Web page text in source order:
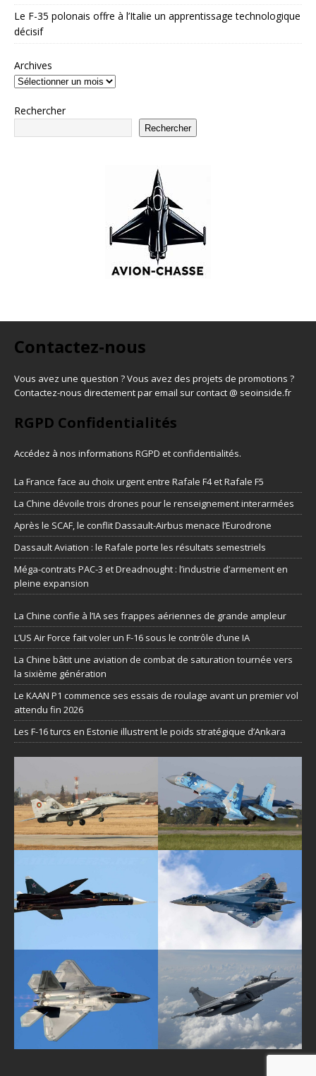
Le F-35 polonais offre à l’Italie un apprentissage technologique
décisif
Archives
Rechercher
Rechercher
Contactez-nous
Vous avez une question ? Vous avez des projets de promotions ?
Contactez-nous directement par email sur contact @ seoinside.fr
RGPD Confidentialités
Accédez à nos informations RGPD et confidentialités.
La France face au choix urgent entre Rafale F4 et Rafale F5
La Chine dévoile trois drones pour le renseignement interarmées
Après le SCAF, le conflit Dassault-Airbus menace l’Eurodrone
Dassault Aviation : le Rafale porte les résultats semestriels
Méga-contrats PAC-3 et Dreadnought : l’industrie d’armement en
pleine expansion
La Chine confie à l’IA ses frappes aériennes de grande ampleur
L’US Air Force fait voler un F-16 sous le contrôle d’une IA
La Chine bâtit une aviation de combat de saturation tournée vers
la sixième génération
Le KAAN P1 commence ses essais de roulage avant un premier vol
attendu fin 2026
Les F-16 turcs en Estonie illustrent le poids stratégique d’Ankara